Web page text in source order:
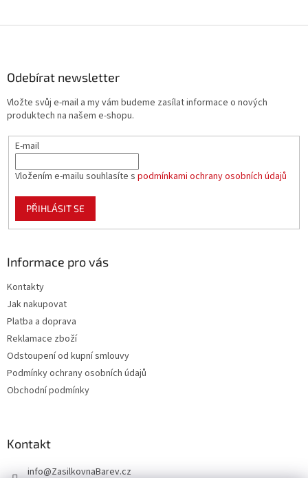
Odebírat newsletter
Vložte svůj e-mail a my vám budeme zasílat informace o nových
produktech na našem e-shopu.
E-mail
Vložením e-mailu souhlasíte s podmínkami ochrany osobních údajů
PŘIHLÁSIT SE
Informace pro vás
Kontakty
Jak nakupovat
Platba a doprava
Reklamace zboží
Odstoupení od kupní smlouvy
Podmínky ochrany osobních údajů
Obchodní podmínky
Kontakt
info@ZasilkovnaBarev.cz